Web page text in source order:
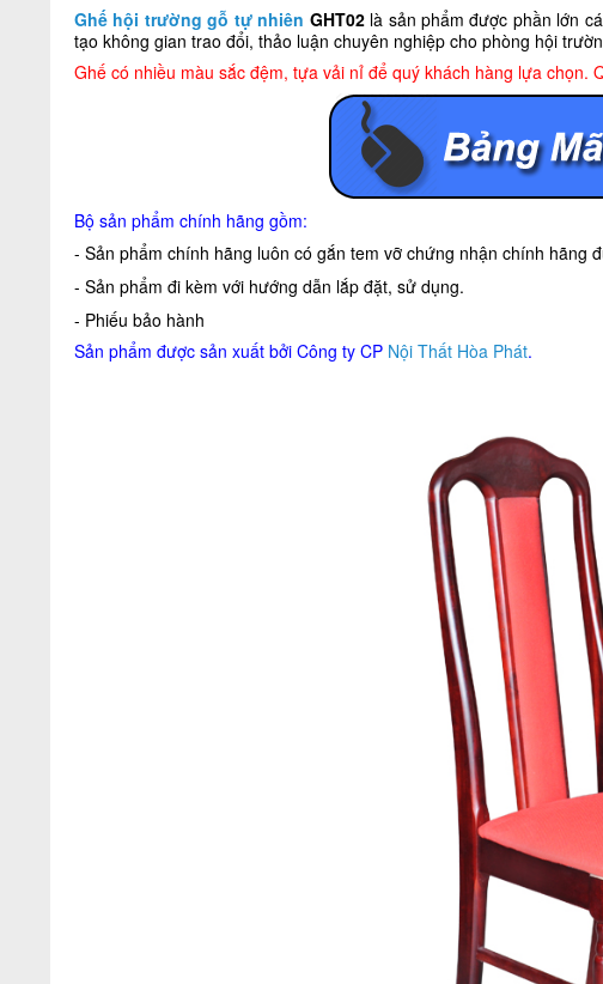
Ghế hội trường gỗ tự nhiên GHT02là sản phẩm được phần lớn
tạo không gian trao đổi, thảo luận chuyên nghiệp cho phòng hội
Ghế có nhiều màu sắc đệm, tựa vải nỉ để quý khách hàng lựa chọn.
Bộ sản phẩm chính hãng gồm:
- Sản phẩm chính hãng luôn có gắn tem vỡ chứng nhận chính hãng
- Sản phẩm đi kèm với hướng dẫn lắp đặt, sử dụng.
- Phiếu bảo hành
Sản phẩm được sản xuất bởi Công ty CP Nội Thất Hòa Phát.